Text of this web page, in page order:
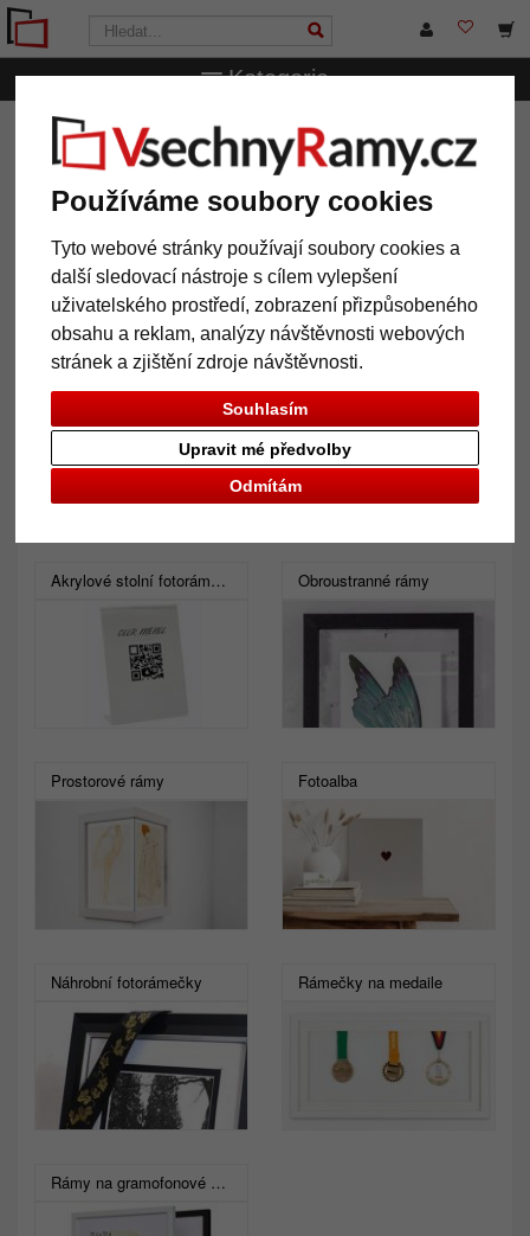
Používáme soubory cookies
Tyto webové stránky používají soubory cookies a
další sledovací nástroje s cílem vylepšení
uživatelského prostředí, zobrazení přizpůsobeného
obsahu a reklam, analýzy návštěvnosti webových
stránek a zjištění zdroje návštěvnosti.
Souhlasím
Odmítám
Upravit mé předvolby
Kategorie
VsechnRamy.cz Další rámy
Nástěnné galerie Nástěnná zrcadla
Napínací rámy
Akrylové stolní fotorámečky Obroustranné rámy
Prostorové rámy Fotoalba
Náhrobní fotorámečky Rámečky na medaile
Rámy na gramofonové desky